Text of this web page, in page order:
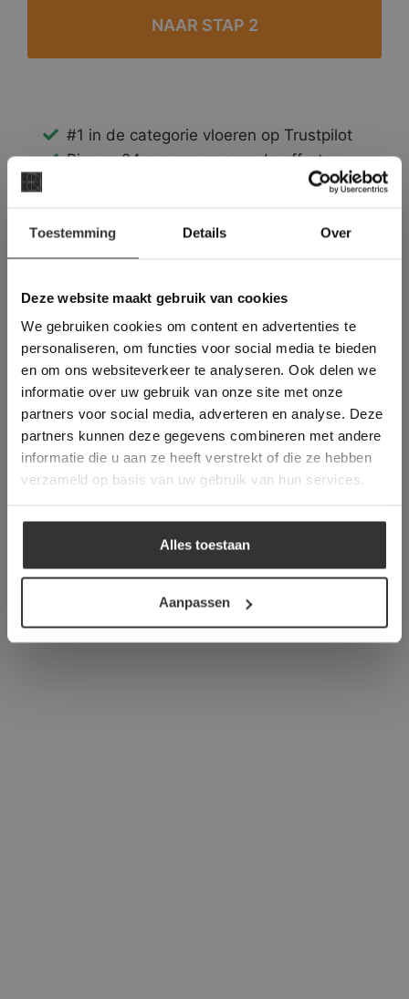
Toestemming Details Over
Deze website maakt gebruik van cookies
We gebruiken cookies om content en advertenties te
personaliseren, om functies voor social media te bieden
en om ons websiteverkeer te analyseren. Ook delen we
informatie over uw gebruik van onze site met onze
partners voor social media, adverteren en analyse. Deze
partners kunnen deze gegevens combineren met andere
informatie die u aan ze heeft verstrekt of die ze hebben
verzameld op basis van uw gebruik van hun services.
Alles toestaan
Aanpassen
#1 in de categorie vloeren op Trustpilot
Binnen 24 uur een passende offerte
Legwerk vanuit het tegelzettersgilde
Meer dan 500 m2 showtuin
Deze website maakt
gebruik van cookies.
This Cookie Banner was deleted and is no
longer working. Please contact the website
administrator.
Deze website gebruikt cookies om de
gebruikerservaring te verbeteren. Door
gebruik te maken van onze website geeft u
toestemming voor alle cookies in
overeenstemming met ons cookiebeleid.Lees
verder
ALLES ACCEPTEREN
ALLES AFWIJZEN
DETAILS WEERGEVEN